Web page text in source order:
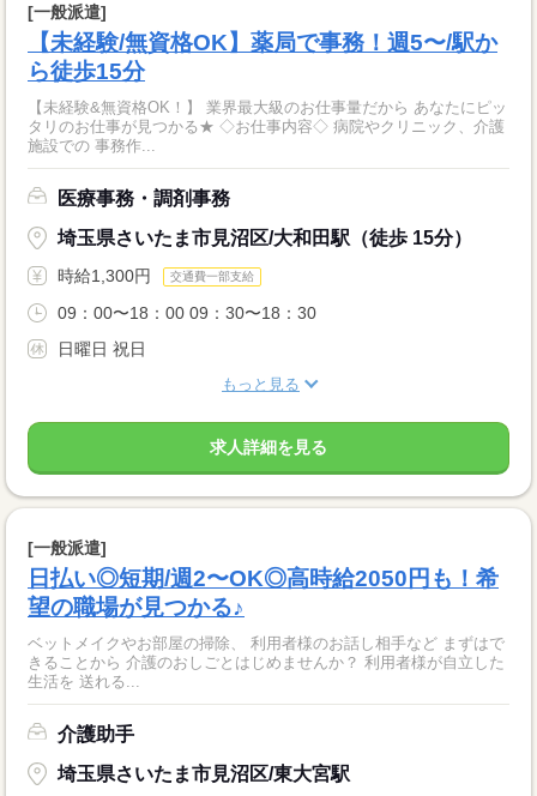
[一般派遣]
【未経験/無資格OK】薬局で事務！週5〜/駅か
ら徒歩15分
【未経験&無資格OK！】 業界最大級のお仕事量だから あなたにピッ
タリのお仕事が見つかる★ ◇お仕事内容◇ 病院やクリニック、介護
施設での 事務作...
医療事務・調剤事務
埼玉県さいたま市見沼区/大和田駅（徒歩 15分）
時給1,300円 交通費一部支給
09：00〜18：00 09：30〜18：30
日曜日 祝日
もっと見る
求人詳細を見る
[一般派遣]
日払い◎短期/週2〜OK◎高時給2050円も！希
望の職場が見つかる♪
ベットメイクやお部屋の掃除、 利用者様のお話し相手など まずはで
きることから 介護のおしごとはじめませんか？ 利用者様が自立した
生活を 送れる...
介護助手
埼玉県さいたま市見沼区/東大宮駅